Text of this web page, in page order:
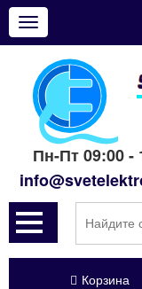
Показать
меню
Пн-Пт 09:00 -
Корзина